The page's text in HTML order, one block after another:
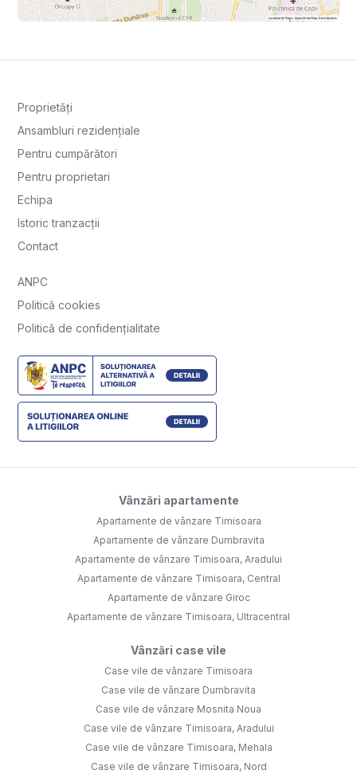
Proprietăți
Ansambluri rezidențiale
Pentru cumpărători
Pentru proprietari
Echipa
Istoric tranzacții
Contact
ANPC
Politică cookies
Politică de confidențialitate
Vânzări apartamente
Apartamente de vânzare Timisoara
Apartamente de vânzare Dumbravita
Apartamente de vânzare Timisoara, Aradului
Apartamente de vânzare Timisoara, Central
Apartamente de vânzare Giroc
Apartamente de vânzare Timisoara, Ultracentral
Vânzări case vile
Case vile de vânzare Timisoara
Case vile de vânzare Dumbravita
Case vile de vânzare Mosnita Noua
Case vile de vânzare Timisoara, Aradului
Case vile de vânzare Timisoara, Mehala
Case vile de vânzare Timisoara, Nord